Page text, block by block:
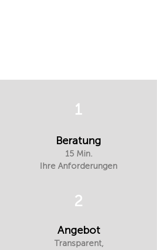
1
Beratung
15 Min.
Ihre Anforderungen
2
Angebot
Transparent,